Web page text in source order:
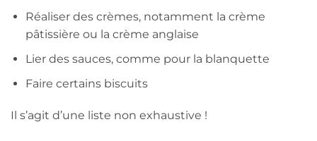
Réaliser des crèmes, notamment la crème
pâtissière ou la crème anglaise
Lier des sauces, comme pour la blanquette
Faire certains biscuits
Il s’agit d’une liste non exhaustive !